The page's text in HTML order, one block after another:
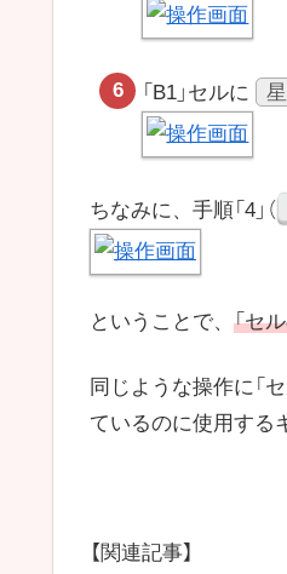
「B1」セルに
ちなみに、手順「4」（
ということで、 「セ
同じような操作に「
ているのに使用する
【関連記事】